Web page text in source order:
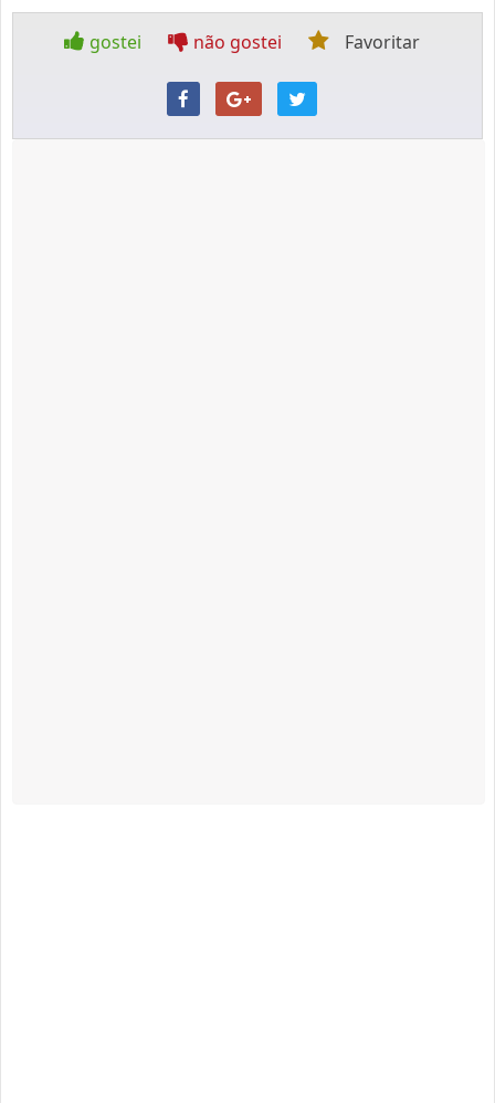
gostei não gostei Favoritar